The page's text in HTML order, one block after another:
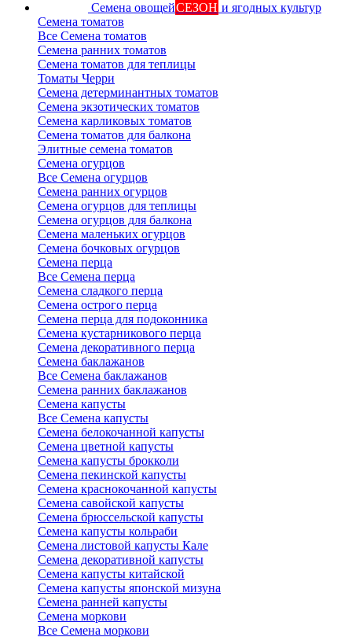
Семена овощейСЕЗОН и ягодных культур
Семена томатов
Все Семена томатов
Семена ранних томатов
Семена томатов для теплицы
Томаты Черри
Семена детерминантных томатов
Семена экзотических томатов
Семена карликовых томатов
Семена томатов для балкона
Элитные семена томатов
Семена огурцов
Все Семена огурцов
Семена ранних огурцов
Семена огурцов для теплицы
Семена огурцов для балкона
Семена маленьких огурцов
Семена бочковых огурцов
Семена перца
Все Семена перца
Семена сладкого перца
Семена острого перца
Семена перца для подоконника
Семена кустарникового перца
Семена декоративного перца
Семена баклажанов
Все Семена баклажанов
Семена ранних баклажанов
Семена капусты
Все Семена капусты
Семена белокочанной капусты
Семена цветной капусты
Семена капусты брокколи
Семена пекинской капусты
Семена краснокочанной капусты
Семена савойской капусты
Семена брюссельской капусты
Семена капусты кольраби
Семена листовой капусты Кале
Семена декоративной капусты
Семена капусты китайской
Семена капусты японской мизуна
Семена ранней капусты
Семена моркови
Все Семена моркови